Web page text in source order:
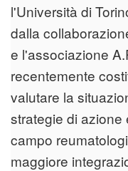
l'Università di
dalla
e l'associazione
recentemente
valutare la
strategie di azione
campo
maggiore